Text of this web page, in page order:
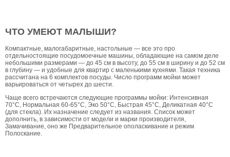
ЧТО УМЕЮТ МАЛЫШИ?
Компактные, малогабаритные, настольные — все это про
отдельностоящие посудомоечные машины, обладающие на самом деле
небольшими размерами — до 45 см в высоту, до 55 см в ширину и до 52 см
в глубину — и удобные для квартир с маленькими кухнями. Такая техника
рассчитана на 6 комплектов посуды. Число программ мойки может
варьироваться от четырех до шести.
Чаще всего встречаются следующие программы мойки: Интенсивная
70°C, Нормальная 60-65°C, Эко 50°C, Быстрая 45°C, Деликатная 40°C
(для стекла). Их назначение следует из названия. Список может
дополнить, в зависимости от модели и марки производителя,
Замачивание, оно же Предварительное ополаскивание и режим
Полоскание.